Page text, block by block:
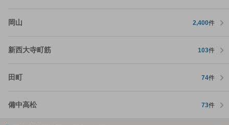
岡山 2,400件
新西大寺町筋 103件
田町 74件
備中高松 73件